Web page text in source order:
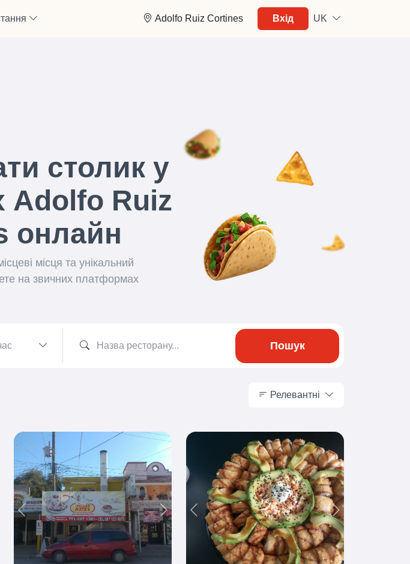
Adolfo Ruiz Cortines Вхід UK
столик у
Adolfo Ruiz
онлайн
місця та унікальний
на звичних платформах
Пошук
Релевантні
Previous Next Previous Next